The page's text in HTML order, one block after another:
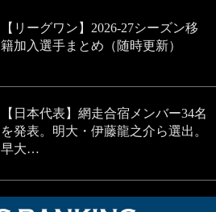
【リーグワン】2026-27シーズン移
籍加入選手まとめ（随時更新）
【日本代表】網走合宿メンバー34名
を発表。明大・伊藤龍之介ら選出。
早大…